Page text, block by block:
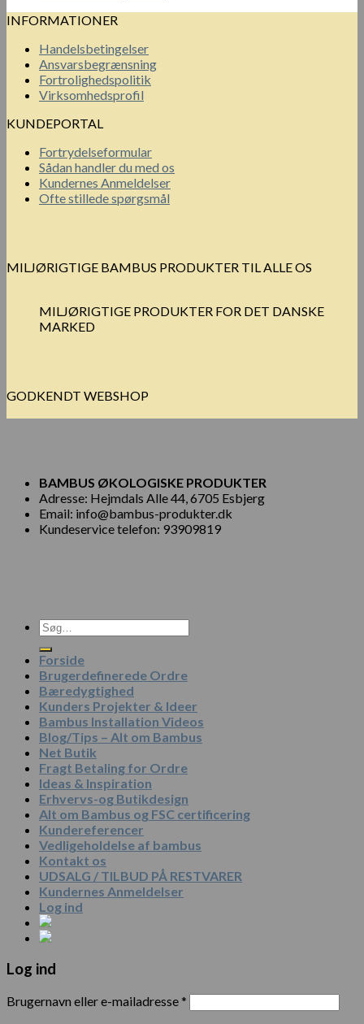
INFORMATIONER
Handelsbetingelser
Ansvarsbegrænsning
Fortrolighedspolitik
Virksomhedsprofil
KUNDEPORTAL
Fortrydelseformular
Sådan handler du med os
Kundernes Anmeldelser
Ofte stillede spørgsmål
MILJØRIGTIGE BAMBUS PRODUKTER TIL ALLE OS
MILJØRIGTIGE PRODUKTER FOR DET DANSKE
MARKED
GODKENDT WEBSHOP
BAMBUS ØKOLOGISKE PRODUKTER
Adresse: Hejmdals Alle 44, 6705 Esbjerg
Email: info@bambus-produkter.dk
Kundeservice telefon: 93909819
Søg
efter:
Forside
Brugerdefinerede Ordre
Bæredygtighed
Kunders Projekter & Ideer
Bambus Installation Videos
Blog/Tips – Alt om Bambus
Net Butik
Fragt Betaling for Ordre
Ideas & Inspiration
Erhvervs-og Butikdesign
Alt om Bambus og FSC certificering
Kundereferencer
Vedligeholdelse af bambus
Kontakt os
UDSALG / TILBUD PÅ RESTVARER
Kundernes Anmeldelser
Log ind
Log ind
Brugernavn eller e-mailadresse*